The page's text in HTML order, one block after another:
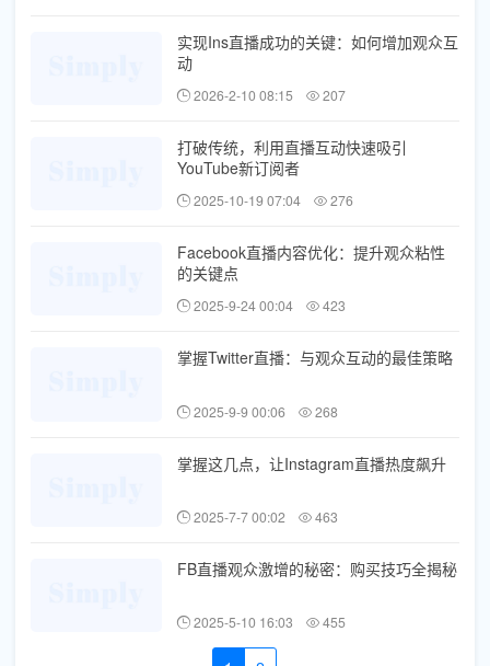
实现Ins直播成功的关键：如何增加观众互
动
2026-2-10 08:15 207
打破传统，利用直播互动快速吸引
YouTube新订阅者
2025-10-19 07:04 276
Facebook直播内容优化：提升观众粘性
的关键点
2025-9-24 00:04 423
掌握Twitter直播：与观众互动的最佳策略
2025-9-9 00:06 268
掌握这几点，让Instagram直播热度飙升
2025-7-7 00:02 463
FB直播观众激增的秘密：购买技巧全揭秘
2025-5-10 16:03 455